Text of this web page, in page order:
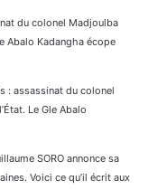
du colonel Madjoulba
Abalo Kadangha écope
: assassinat du colonel
Le Gle Abalo
SORO annonce sa
Voici ce qu’il écrit aux